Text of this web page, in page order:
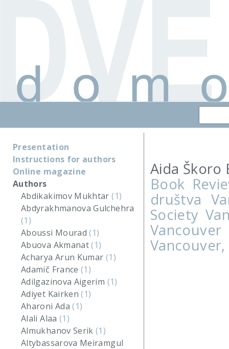
Presentation
Instructions for authors
Online magazine
Authors
Abdikakimov Mukhtar(1)
Abdyrakhmanova Gulchehra
(1)
Aboussi Mourad(1)
Abuova Akmanat(1)
Acharya Arun Kumar (1)
Adamič France(1)
Adilgazinova Aigerim (1)
Adiyet Kairken(1)
Aharoni Ada(1)
Alali Alaa (1)
Almukhanov Serik(1)
Altybassarova Meiramgul
Aida Škoro
Book
društva
Society